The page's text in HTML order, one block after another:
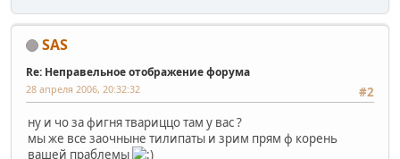
SAS
Re: Неправельное отображение форума
#2
28 апреля 2006, 20:32:32
ну и чо за фигня твариццо там у вас ?
мы же все заочныне тилипаты и зрим прям ф корень
вашей праблемы